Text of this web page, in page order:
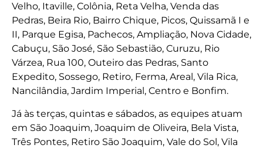
Velho, Itaville, Colônia, Reta Velha, Venda das
Pedras, Beira Rio, Bairro Chique, Picos, Quissamã I e
II, Parque Egisa, Pachecos, Ampliação, Nova Cidade,
Cabuçu, São José, São Sebastião, Curuzu, Rio
Várzea, Rua 100, Outeiro das Pedras, Santo
Expedito, Sossego, Retiro, Ferma, Areal, Vila Rica,
Nancilândia, Jardim Imperial, Centro e Bonfim.
Já às terças, quintas e sábados, as equipes atuam
em São Joaquim, Joaquim de Oliveira, Bela Vista,
Três Pontes, Retiro São Joaquim, Vale do Sol, Vila